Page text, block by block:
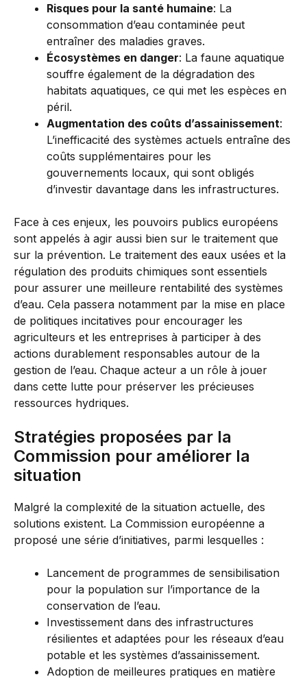
Risques pour la santé humaine: La
consommation d’eau contaminée peut
entraîner des maladies graves.
Écosystèmes en danger: La faune aquatique
souffre également de la dégradation des
habitats aquatiques, ce qui met les espèces en
péril.
Augmentation des coûts d’assainissement:
L’inefficacité des systèmes actuels entraîne des
coûts supplémentaires pour les
gouvernements locaux, qui sont obligés
d’investir davantage dans les infrastructures.
Face à ces enjeux, les pouvoirs publics européens
sont appelés à agir aussi bien sur le traitement que
sur la prévention. Le traitement des eaux usées et la
régulation des produits chimiques sont essentiels
pour assurer une meilleure rentabilité des systèmes
d’eau. Cela passera notamment par la mise en place
de politiques incitatives pour encourager les
agriculteurs et les entreprises à participer à des
actions durablement responsables autour de la
gestion de l’eau. Chaque acteur a un rôle à jouer
dans cette lutte pour préserver les précieuses
ressources hydriques.
Stratégies proposées par la
Commission pour améliorer la
situation
Malgré la complexité de la situation actuelle, des
solutions existent. La Commission européenne a
proposé une série d’initiatives, parmi lesquelles :
Lancement de programmes de sensibilisation
pour la population sur l’importance de la
conservation de l’eau.
Investissement dans des infrastructures
résilientes et adaptées pour les réseaux d’eau
potable et les systèmes d’assainissement.
Adoption de meilleures pratiques en matière